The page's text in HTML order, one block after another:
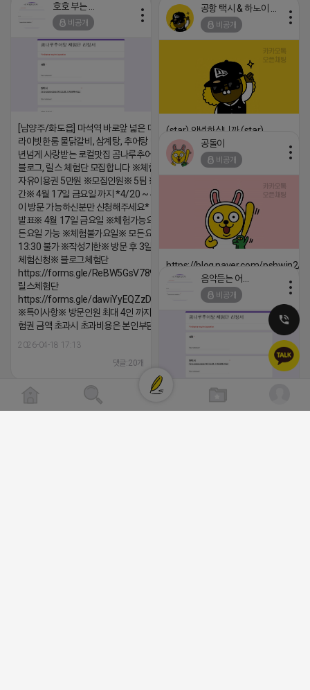
2026-04-18 17:15
비공개
[남양주/화도읍] 마석역 바로앞 넓은 매장과, 프
라이빗한룸 물닭갈비, 삼계탕, 추어탕 맛집 10
년넘게 사랑받는 로컬맛집 곰나루추어탕에서
블로그, 릴스 체험단 모집합니다 ※체험메뉴※
자유이용권 5만원 ※모집인원※ 5팀 ※모집기
간※ 4월 17일 금요일 까지 *4/20 ~ 4/26 사
이 방문 가능하신분만 신청해주세요* ※체험단
발표※ 4월 17일 금요일 ※체험가능요일※ 모
든요일 가능 ※체험불가요일※ 모든요일 12 ~
13:30 불가 ※작성기한※ 방문 후 3일 이내 ※
체험신청※ 블로그체험단
https://forms.gle/ReBW5GsV789ur2Pz6
릴스체험단
https://forms.gle/dawiYyEQZzDdqf8W8
※특이사항※ 방문인원 최대 4인 까지 가능 체
험권 금액 초과시 초과비용은 본인부담입니다.
2026-04-18 17:13
댓글:20개
비공개
(star) 안녕하십니까 (star)
2026-04-18 17:12
공돌이
비공개
https://blog.naver.com/pshwin2/
2026-04-18 17:12
댓글:20개
비공개
[남양주/화도읍] 마석역 바로앞 넓은 매
라이빗한룸 물닭갈비, 삼계탕, 추어탕 맛